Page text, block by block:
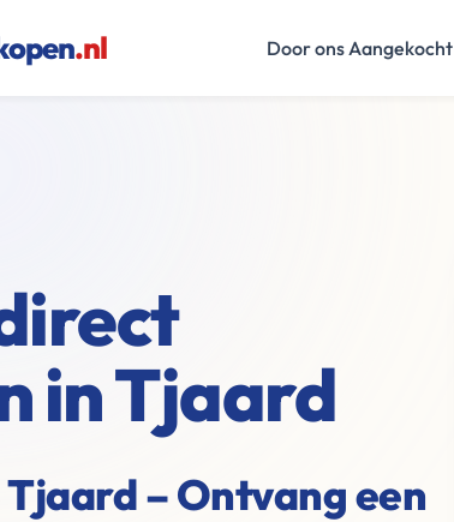
.nl Door ons Aangekocht
in Tjaard
– Ontvang een